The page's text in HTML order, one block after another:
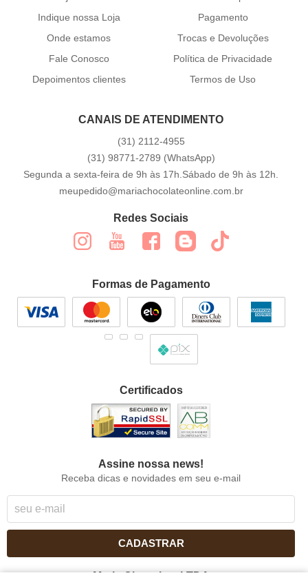
Indique nossa Loja
Onde estamos
Fale Conosco
Depoimentos clientes
Pagamento
Trocas e Devoluções
Política de Privacidade
Termos de Uso
CANAIS DE ATENDIMENTO
(31) 2112-4955
(31) 98771-2789 (WhatsApp)
Segunda a sexta-feira de 9h às 17h.Sábado de 9h às 12h.
meupedido@mariachocolateonline.com.br
Redes Sociais
Formas de Pagamento
Certificados
Assine nossa news!
Receba dicas e novidades em seu e-mail
CADASTRAR
Maria Chocolate LTDA